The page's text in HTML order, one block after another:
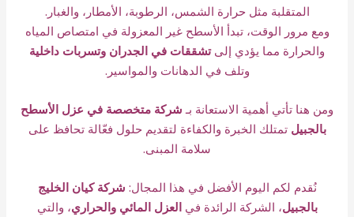
المتقلبة مثل حرارة الشمس، الرطوبة، الأمطار، والغبار.
ومع مرور الوقت، تبدأ الأسطح غير المعزولة في امتصاص المياه
والحرارة مما يؤدي إلىتشققات في الجدران وتسربات داخلية
وتلف في الدهانات والمواسير.
ومن هنا تأتي أهمية الاستعانة بـ شركة متخصصة في عزل الأسطح
بالجبيل تمتلك الخبرة والكفاءة لتقديم حلول فعّالة تحافظ على
سلامة المبنى.
نُقدم لكم اليوم الأفضل في هذا المجال: شركة كيان الخليج
بالجبيل، الشركة الرائدة فيالعزل المائي والحراري، والتي